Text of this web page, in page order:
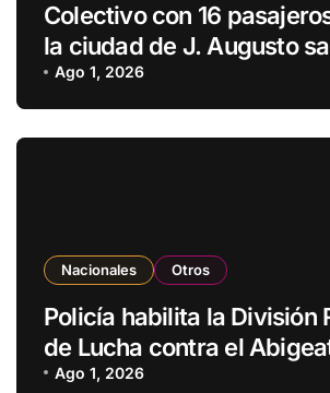
Colectivo con 16
la ciudad de J. Augusto
Ago 1, 2026
Nacionales Otros
Policía habilita la División
de Lucha contra el
Amambay
Ago 1, 2026